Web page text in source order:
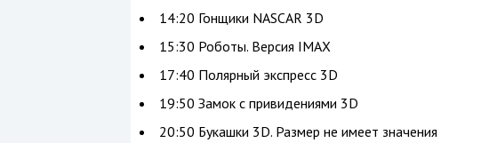
14:20 Гонщики NASCAR 3D
15:30 Роботы. Версия IMAX
17:40 Полярный экспресс 3D
19:50 Замок с привидениями 3D
20:50 Букашки 3D. Размер не имеет значения